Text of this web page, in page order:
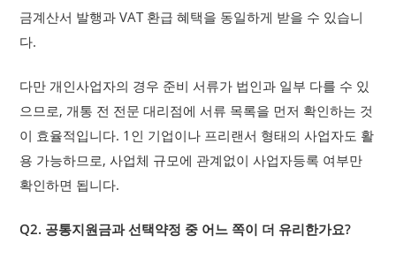
금계산서 발행과 VAT 환급 혜택을 동일하게 받을 수 있습니
다.
다만 개인사업자의 경우 준비 서류가 법인과 일부 다를 수 있
으므로, 개통 전 전문 대리점에 서류 목록을 먼저 확인하는 것
이 효율적입니다. 1인 기업이나 프리랜서 형태의 사업자도 활
용 가능하므로, 사업체 규모에 관계없이 사업자등록 여부만
확인하면 됩니다.
Q2. 공통지원금과 선택약정 중 어느 쪽이 더 유리한가요?